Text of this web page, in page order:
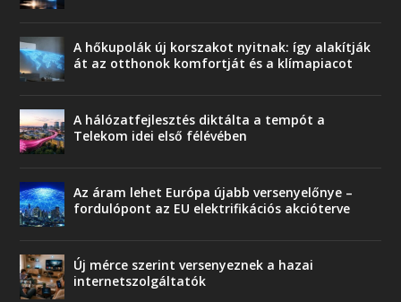
A hőkupolák új korszakot nyitnak: így alakítják
át az otthonok komfortját és a klímapiacot
A hálózatfejlesztés diktálta a tempót a
Telekom idei első félévében
Az áram lehet Európa újabb versenyelőnye –
fordulópont az EU elektrifikációs akcióterve
Új mérce szerint versenyeznek a hazai
internetszolgáltatók